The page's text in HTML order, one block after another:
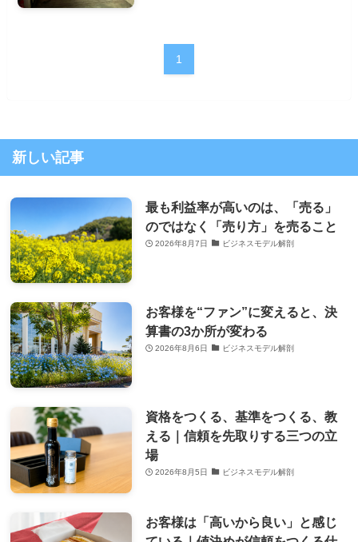
1
新しい記事
最も利益率が高いのは、「売る」
のではなく「売り方」を売ること
2026年8月7日 ビジネスモデル解剖
お客様を“ファン”に変えると、決
算書の3か所が変わる
2026年8月6日 ビジネスモデル解剖
資格をつくる、基準をつくる、教
える｜信頼を先取りする三つの立
場
2026年8月5日 ビジネスモデル解剖
お客様は「高いから良い」と感じ